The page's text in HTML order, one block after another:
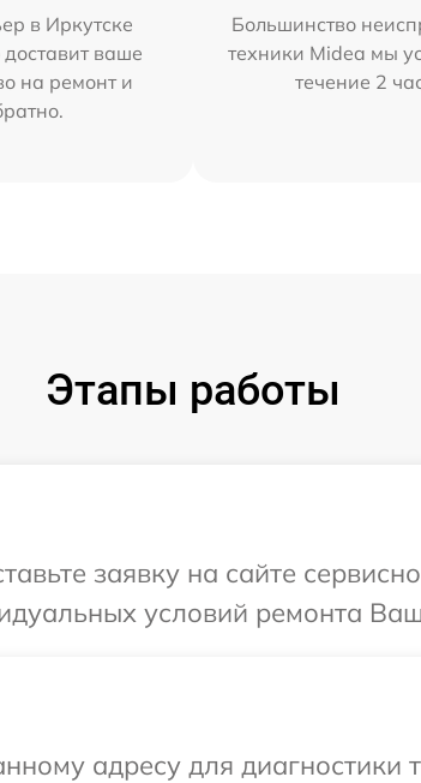
в Иркутске
доставит ваше
на ремонт и
Большинство
техники Midea мы
течение 2
Этапы работы
заявку на сайте
условий ремонта
адресу для диагностики